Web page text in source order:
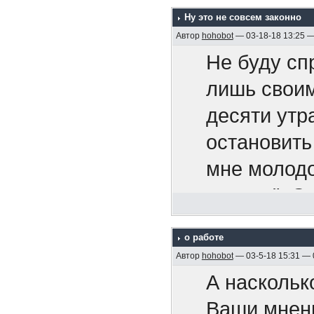
Мартин
https://
577554/
Мужчины
Die
Мужчины
год
что
вы можете
я могу
у нас
наша
да
но только
победили
Вам не
книг и
Вас не
Ну это не совсем законно
Автор hohobot— 03-18-18 13:25 —
Не буду
лишь
десяти
мне
курсом".
тем же
хватило.
о работе
Автор hohobot— 03-5-18 15:31 —
А
Ваши